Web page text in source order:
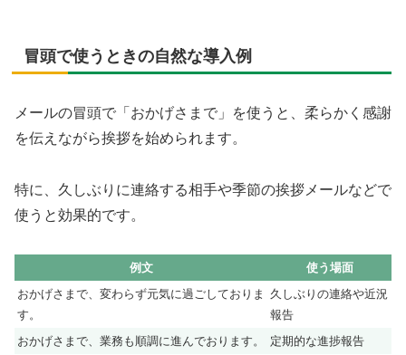
冒頭で使うときの自然な導入例
メールの冒頭で「おかげさまで」を使うと、柔らかく感謝
を伝えながら挨拶を始められます。
特に、久しぶりに連絡する相手や季節の挨拶メールなどで
使うと効果的です。
例文
使う場面
おかげさまで、変わらず元気に過ごしておりま
す。
久しぶりの連絡や近況
報告
おかげさまで、業務も順調に進んでおります。
定期的な進捗報告